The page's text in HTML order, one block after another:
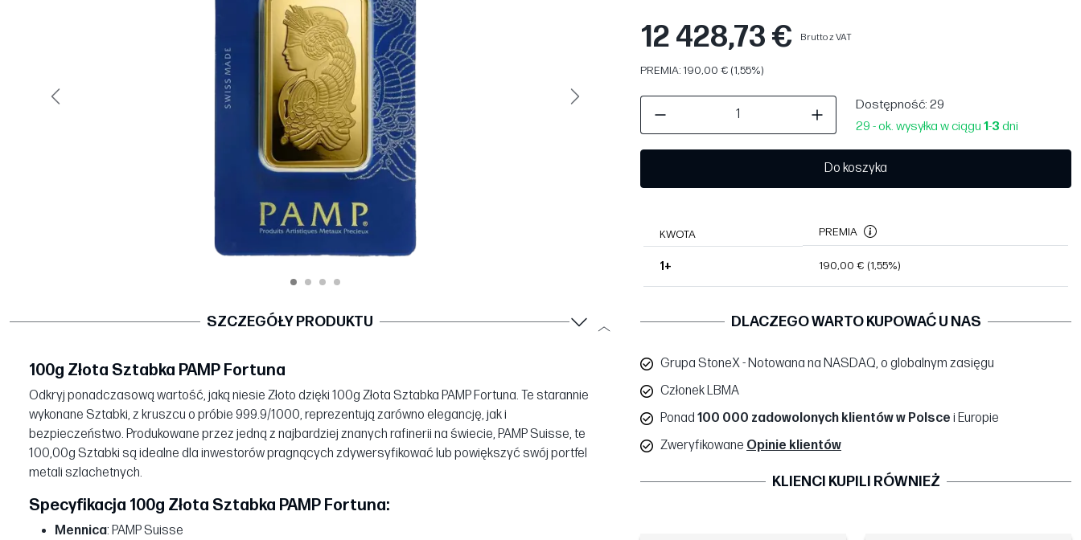
Poprzedni Następny
12 428,73 € Brutto z VAT
PREMIA: 190,00 € (1,55%)
Dostępność: 29
29 - ok. wysyłka w ciągu 1-3 dni
Do koszyka
KWOTA PREMIA
1+ 190,00 € (1,55%)
SZCZEGÓŁY PRODUKTU
100g Złota Sztabka PAMP Fortuna
Odkryj ponadczasową wartość, jaką niesie Złoto dzięki 100g Złota Sztabka PAMP Fortuna. Te starannie
wykonane Sztabki, z kruszcu o próbie 999.9/1000, reprezentują zarówno elegancję, jak i
bezpieczeństwo. Produkowane przez jedną z najbardziej znanych rafinerii na świecie, PAMP Suisse, te
100,00g Sztabki są idealne dla inwestorów pragnących zdywersyfikować lub powiększyć swój portfel
metali szlachetnych.
Specyfikacja 100g Złota Sztabka PAMP Fortuna:
Mennica: PAMP Suisse
DLACZEGO WARTO KUPOWAĆ U NAS
Grupa StoneX - Notowana na NASDAQ, o globalnym zasięgu
Członek LBMA
Ponad 100 000 zadowolonych klientów w Polsce i Europie
Zweryfikowane Opinie klientów
KLIENCI KUPILI RÓWNIEŻ